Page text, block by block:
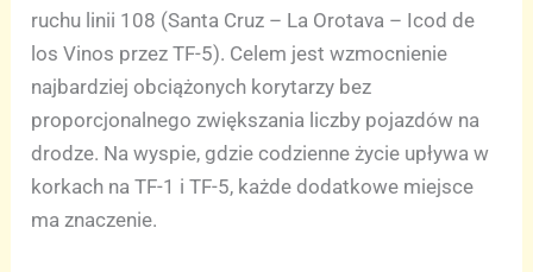
ruchu linii 108 (Santa Cruz – La Orotava – Icod de
los Vinos przez TF-5). Celem jest wzmocnienie
najbardziej obciążonych korytarzy bez
proporcjonalnego zwiększania liczby pojazdów na
drodze. Na wyspie, gdzie codzienne życie upływa w
korkach na TF-1 i TF-5, każde dodatkowe miejsce
ma znaczenie.